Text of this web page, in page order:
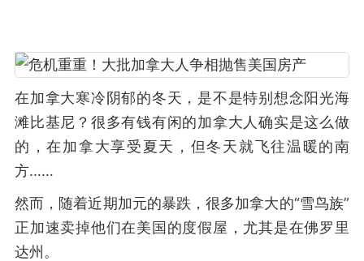
在加拿大寒冷阴郁的冬天，是不是特别想念阳光海
滩比基尼？很多有钱有闲的加拿大人确实是这么做
的，在加拿大享受夏天，但冬天就飞往温暖的南
方……
然而，随着近期加元的暴跌，很多加拿大的“雪鸟族”
正加速卖掉他们在美国的度假屋，尤其是在佛罗里
达州。